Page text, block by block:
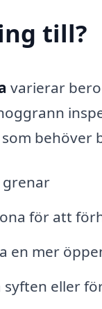
till?
varierar
behöver
grenar
för att
en mer
eller